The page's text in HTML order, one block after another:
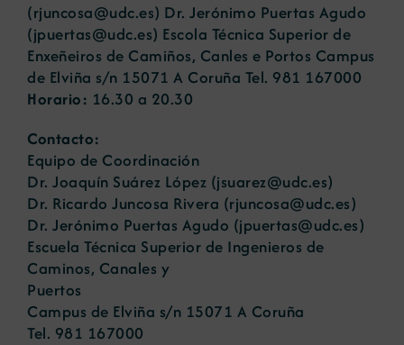
(rjuncosa@udc.es) Dr. Jerónimo Puertas Agudo
(jpuertas@udc.es) Escola Técnica Superior de
Enxeñeiros de Camiños, Canles e Portos Campus
de Elviña s/n 15071 A Coruña Tel. 981 167000
Horario: 16.30 a 20.30
Contacto:
Equipo de Coordinación
Dr. Joaquín Suárez López (jsuarez@udc.es)
Dr. Ricardo Juncosa Rivera (rjuncosa@udc.es)
Dr. Jerónimo Puertas Agudo (jpuertas@udc.es)
Escuela Técnica Superior de Ingenieros de
Caminos, Canales y
Puertos
Campus de Elviña s/n 15071 A Coruña
Tel. 981 167000